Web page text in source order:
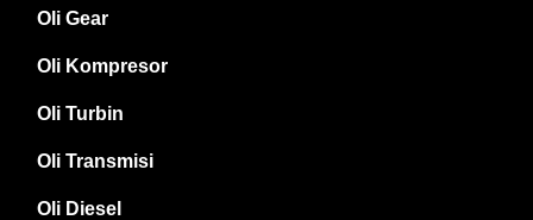
Oli Gear
Oli Kompresor
Oli Turbin
Oli Transmisi
Oli Diesel